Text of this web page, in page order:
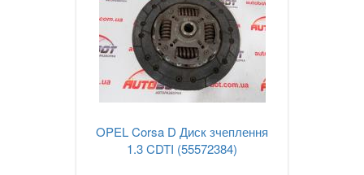
OPEL Corsa D Диск зчеплення
1.3 CDTI (55572384)